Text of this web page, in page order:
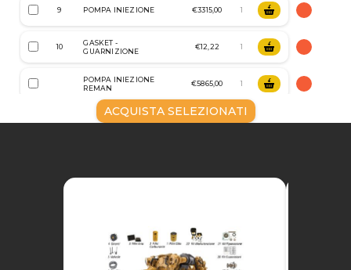
9 POMPA INIEZIONE €3315,00
10
GASKET -
GUARNIZIONE
€12,22
POMPA INIEZIONE
REMAN
€5865,00
ACQUISTA SELEZIONATI